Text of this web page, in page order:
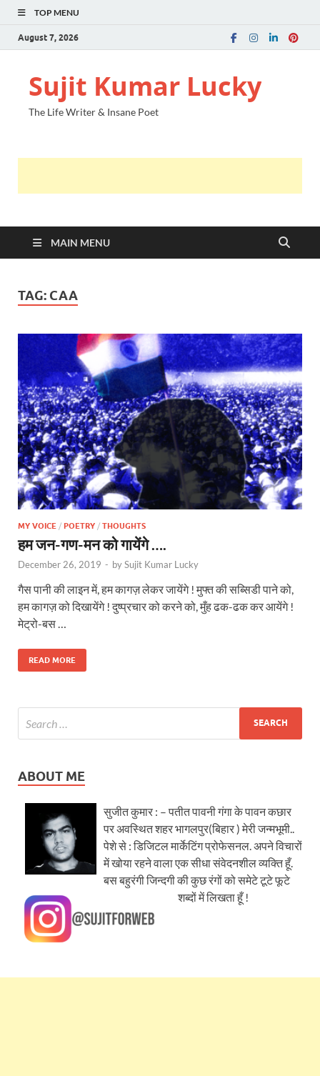
TOP MENU
August 7, 2026
Sujit Kumar Lucky
The Life Writer & Insane Poet
MAIN MENU
TAG: CAA
MY VOICE / POETRY / THOUGHTS
हम जन-गण-मन को गायेंगे ….
December 26, 2019 - bySujit Kumar Lucky
गैस पानी की लाइन में, हम कागज़ लेकर जायेंगे ! मुफ्त की सब्सिडी पाने को,
हम कागज़ को दिखायेंगे ! दुष्प्रचार को करने को, मुँह ढक-ढक कर आयेंगे !
मेट्रो-बस …
READ MORE
ABOUT ME
सुजीत कुमार : – पतीत पावनी गंगा के पावन कछार
पर अवस्थित शहर भागलपुर(बिहार ) मेरी जन्मभूमी..
पेशे से : डिजिटल मार्केटिंग प्रोफेसनल. अपने विचारों
में खोया रहने वाला एक सीधा संवेदनशील व्यक्ति हूँ.
बस बहुरंगी जिन्दगी की कुछ रंगों को समेटे टूटे फूटे
शब्दों में लिखता हूँ !